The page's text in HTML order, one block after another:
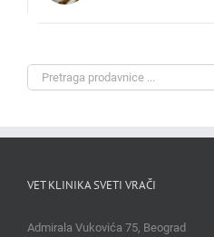
Search
for:
VET KLINIKA SVETI VRAČI
Admirala Vukovića 75, Beograd